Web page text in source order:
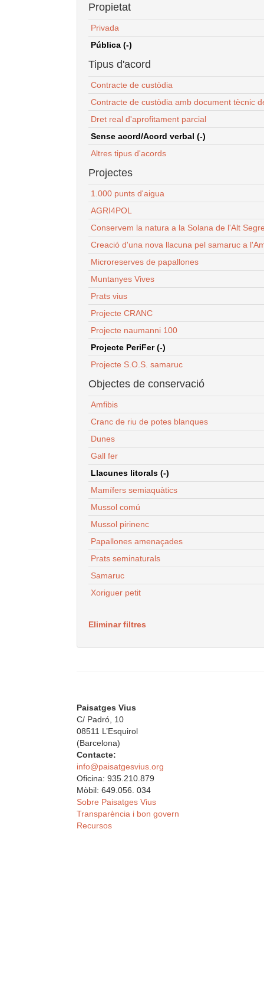
Propietat
Privada
Pública (-)
Tipus d'acord
Contracte de custòdia
Contracte de custòdia amb document tècnic
Dret real d'aprofitament parcial
Sense acord/Acord verbal (-)
Altres tipus d'acords
Projectes
1.000 punts d'aigua
AGRI4POL
Conservem la natura a la Solana de l'Alt
Creació d'una nova llacuna pel samaruc a
Microreserves de papallones
Muntanyes Vives
Prats vius
Projecte CRANC
Projecte naumanni 100
Projecte PeriFer (-)
Projecte S.O.S. samaruc
Objectes de conservació
Amfibis
Cranc de riu de potes blanques
Dunes
Gall fer
Llacunes litorals (-)
Mamífers semiaquàtics
Mussol comú
Mussol pirinenc
Papallones amenaçades
Prats seminaturals
Samaruc
Xoriguer petit
Eliminar filtres
Paisatges Vius
C/ Padró, 10
08511 L’Esquirol
(Barcelona)
Contacte:
info@paisatgesvius.org
Oficina: 935.210.879
Mòbil: 649.056. 034
Sobre Paisatges Vius
Transparència i bon govern
Recursos